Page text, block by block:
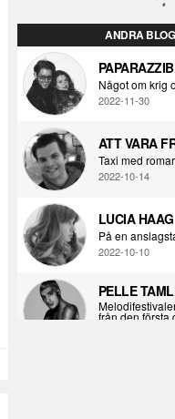
ANDRA
Något om krig
2022-11-30
ATT VARA
Taxi med
2022-10-14
LUCIA HAAG
På en
2022-10-10
PELLE
från den första